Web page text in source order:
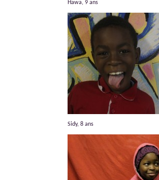
Hawa, 9 ans
Sidy, 8 ans